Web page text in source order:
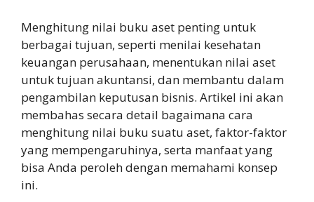
Menghitung nilai buku aset penting untuk
berbagai tujuan, seperti menilai kesehatan
keuangan perusahaan, menentukan nilai aset
untuk tujuan akuntansi, dan membantu dalam
pengambilan keputusan bisnis. Artikel ini akan
membahas secara detail bagaimana cara
menghitung nilai buku suatu aset, faktor-faktor
yang mempengaruhinya, serta manfaat yang
bisa Anda peroleh dengan memahami konsep
ini.